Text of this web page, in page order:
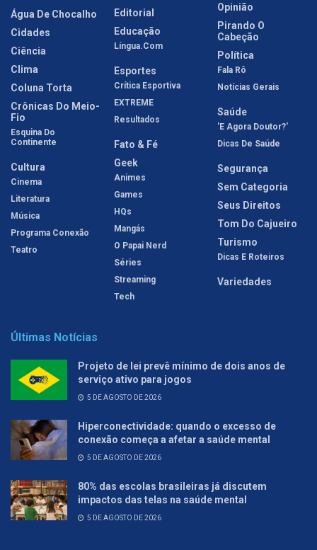
Água De Chocalho
Cidades
Ciência
Clima
Coluna Torta
Crônicas Do Meio-
Fio
Esquina Do
Continente
Cultura
Cinema
Literatura
Música
Programa Conexão
Teatro
Editorial
Educação
Língua.com
Esportes
Crítica Esportiva
EXTREME
Resultados
Fato & Fé
Geek
Animes
Games
HQs
Mangás
O Papai Nerd
Séries
Streaming
Tech
Opinião
Pirando O
Cabeção
Política
Fala Rô
Notícias Gerais
Saúde
'E Agora Doutor?'
Dicas De Saúde
Segurança
Sem Categoria
Seus Direitos
Tom Do Cajueiro
Turismo
Dicas E Roteiros
Variedades
Últimas Notícias
Projeto de lei prevê mínimo de dois anos de
serviço ativo para jogos
5 DE AGOSTO DE 2026
Hiperconectividade: quando o excesso de
conexão começa a afetar a saúde mental
5 DE AGOSTO DE 2026
80% das escolas brasileiras já discutem
impactos das telas na saúde mental
5 DE AGOSTO DE 2026